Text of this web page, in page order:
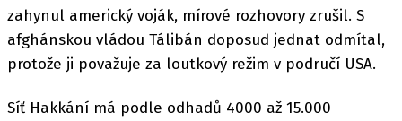
zahynul americký voják, mírové rozhovory zrušil. S
afghánskou vládou Tálibán doposud jednat odmítal,
protože ji považuje za loutkový režim v područí USA.
Síť Hakkání má podle odhadů 4000 až 15.000